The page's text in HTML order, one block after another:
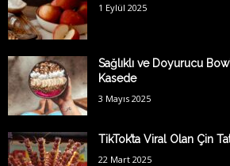
1 Eylül 2025
Sağlıklı ve Doyurucu
Kasede
3 Mayıs 2025
TikTok’ta Viral Olan Çin
22 Mart 2025